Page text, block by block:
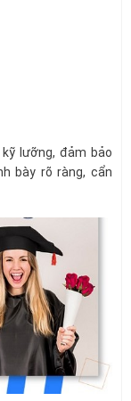
lưỡng, đảm bảo
bày rõ ràng, cẩn